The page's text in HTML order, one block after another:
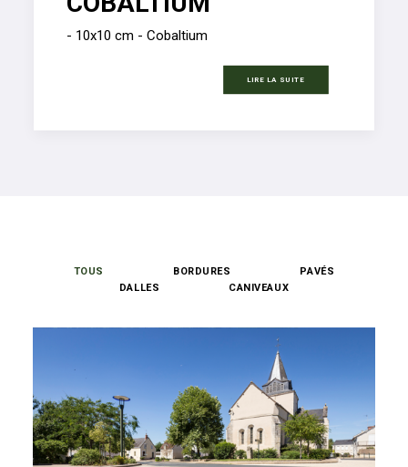
- 10x10 cm - Cobaltium
LIRE LA SUITE
TOUS BORDURES
PAVÉS
DALLES
CANIVEAUX